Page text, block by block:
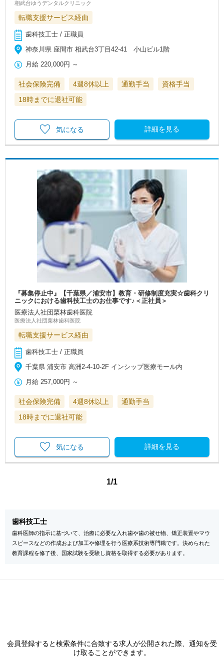
相武台ゆうデンタルクリニック
転職支援サービス経由
歯科技工士 / 正職員
神奈川県 座間市 相武台3丁目42-41 小山ビル1階
月給 220,000円 ～
社会保険完備 4週8休以上 通勤手当
資格手当
18時までに退社可能
詳細を見る
気になる
『募集停止中』【千葉県／浦安市】教育・研修制度充実☆歯科クリ
ニックにおける歯科技工士のお仕事です♪＜正社員＞
医療法人社団栗林歯科医院
医療法人社団栗林歯科医院
転職支援サービス経由
歯科技工士 / 正職員
千葉県 浦安市 高洲2-4-10-2F インシップ医療モール内
月給 257,000円 ～
社会保険完備 4週8休以上
通勤手当
18時までに退社可能
詳細を見る
気になる
1/1
歯科技工士
歯科医師の指示に基づいて、治療に必要な入れ歯や歯の被せ物、矯正装置やマウ
スピースなどの作成および加工や修理を行う医療系技術専門職です。決められた
教育課程を修了後、国家試験を受験し資格を取得する必要があります。
会員登録すると検索条件に合致する求人が公開された際、通知を受
け取ることができます。